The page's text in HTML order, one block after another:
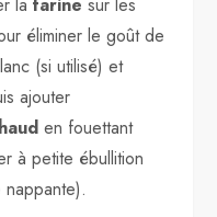
lafarine sur les
éliminer le goût de
(si utilisé) et
ajouter
en fouettant
à petite ébullition
nappante).